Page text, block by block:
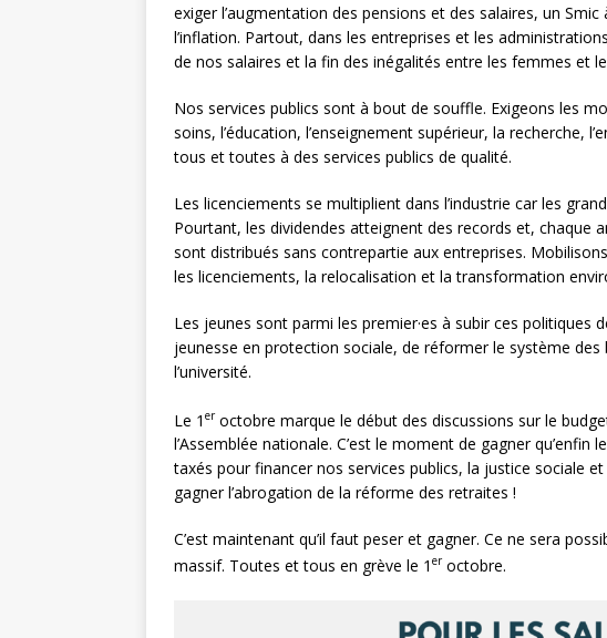
exiger l’augmentation des pensions et des salaires, un
l’inflation. Partout, dans les entreprises et les
de nos salaires et la fin des inégalités entre les femmes et
Nos services publics sont à bout de souffle. Exigeons les
soins, l’éducation, l’enseignement supérieur, la recherche,
tous et toutes à des services publics de qualité.
Les licenciements se multiplient dans l’industrie car les
Pourtant, les dividendes atteignent des records et, chaque
sont distribués sans contrepartie aux entreprises.
les licenciements, la relocalisation et la transformation
Les jeunes sont parmi les premier·es à subir ces politiques
jeunesse en protection sociale, de réformer le système des
l’université.
Le 1 eroctobre marque le début des discussions sur le
l’Assemblée nationale. C’est le moment de gagner
taxés pour financer nos services publics, la justice sociale
gagner l’abrogation de la réforme des retraites !
C’est maintenant qu’il faut peser et gagner. Ce ne sera
massif. Toutes et tous en grève le 1 eroctobre.